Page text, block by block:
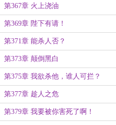
第367章 火上浇油
第369章 陛下有请！
第371章 能杀人否？
第373章 颠倒黑白
第375章 我欲杀他，谁人可拦？
第377章 趁人之危
第379章 我要被你害死了啊！